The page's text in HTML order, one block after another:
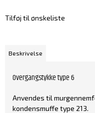
Tilføj til ønskeliste
Beskrivelse
Overgangstykke type 6
Anvendes til
kondensmuffe type 213.